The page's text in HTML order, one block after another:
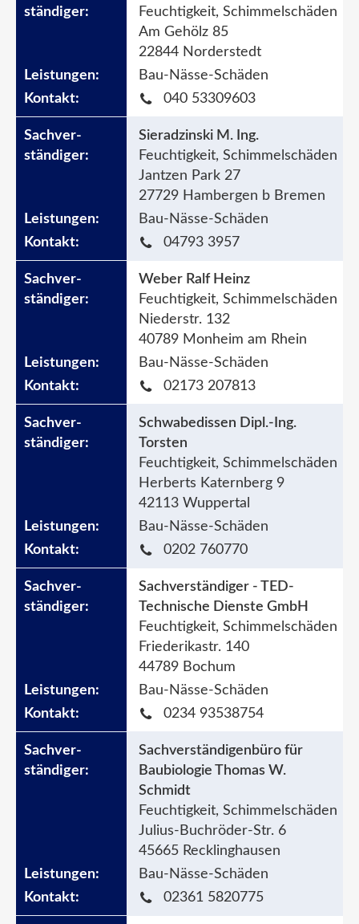
Feuchtigkeit, Schimmelschäden
Am Gehölz 85
22844 Norderstedt
Bau-Nässe-Schäden
040 53309603
Sieradzinski M. Ing.
Feuchtigkeit, Schimmelschäden
Jantzen Park 27
27729 Hambergen b Bremen
Bau-Nässe-Schäden
04793 3957
Weber Ralf Heinz
Feuchtigkeit, Schimmelschäden
Niederstr. 132
40789 Monheim am Rhein
Bau-Nässe-Schäden
02173 207813
Schwabedissen Dipl.-Ing.
Torsten
Feuchtigkeit, Schimmelschäden
Herberts Katernberg 9
42113 Wuppertal
Bau-Nässe-Schäden
0202 760770
Sachverständiger - TED-
Technische Dienste GmbH
Feuchtigkeit, Schimmelschäden
Friederikastr. 140
44789 Bochum
Bau-Nässe-Schäden
0234 93538754
Sachverständigenbüro für
Baubiologie Thomas W.
Schmidt
Feuchtigkeit, Schimmelschäden
Julius-Buchröder-Str. 6
45665 Recklinghausen
Bau-Nässe-Schäden
02361 5820775